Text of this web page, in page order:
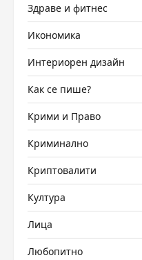
Здраве и фитнес
Икономика
Интериорен дизайн
Как се пише?
Крими и Право
Криминално
Криптовалити
Култура
Лица
Любопитно